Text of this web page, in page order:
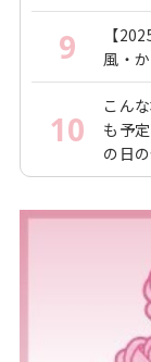
9
【
風・
10
こん
も予
の日